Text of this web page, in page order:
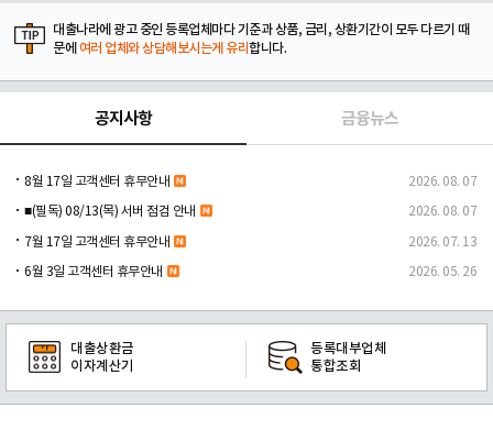
대출나라에 광고 중인 등록업체마다 기준과 상품, 금리, 상환기간이 모두 다르기 때
문에 여러 업체와 상담해보시는게 유리합니다.
공지사항 금융뉴스
8월 17일 고객센터 휴무안내 2026. 08. 07
■(필독) 08/13(목) 서버 점검 안내 2026. 08. 07
7월 17일 고객센터 휴무안내 2026. 07. 13
6월 3일 고객센터 휴무안내 2026. 05. 26
대출상환금
이자계산기
등록대부업체
통합조회